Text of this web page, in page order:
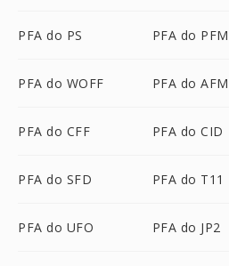
PFA do PS PFA do PFM
PFA do WOFF PFA do AFM
PFA do CFF PFA do CID
PFA do SFD PFA do T11
PFA do UFO PFA do JP2